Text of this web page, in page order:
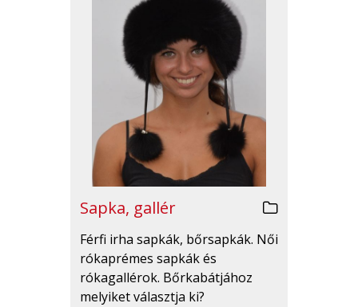
Sapka, gallér
Férfi irha sapkák, bőrsapkák. Női
rókaprémes sapkák és
rókagallérok. Bőrkabátjához
melyiket választja ki?